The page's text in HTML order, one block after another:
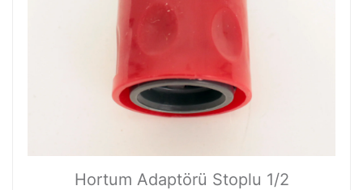
Hortum Adaptörü Stoplu 1/2